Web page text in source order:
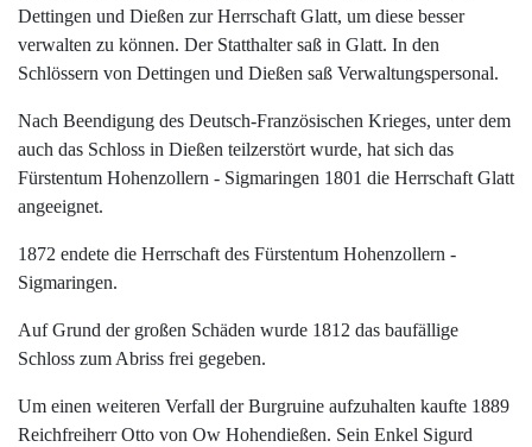
Dettingen und Dießen zur Herrschaft Glatt, um diese besser
verwalten zu können. Der Statthalter saß in Glatt. In den
Schlössern von Dettingen und Dießen saß Verwaltungspersonal.
Nach Beendigung des Deutsch-Französischen Krieges, unter dem
auch das Schloss in Dießen teilzerstört wurde, hat sich das
Fürstentum Hohenzollern - Sigmaringen 1801 die Herrschaft Glatt
angeeignet.
1872 endete die Herrschaft des Fürstentum Hohenzollern -
Sigmaringen.
Auf Grund der großen Schäden wurde 1812 das baufällige
Schloss zum Abriss frei gegeben.
Um einen weiteren Verfall der Burgruine aufzuhalten kaufte 1889
Reichfreiherr Otto von Ow Hohendießen. Sein Enkel Sigurd